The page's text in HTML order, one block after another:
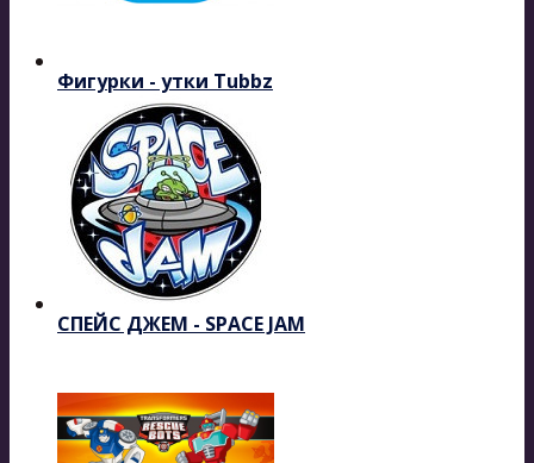
Фигурки - утки Tubbz
СПЕЙС ДЖЕМ - SPACE JAM